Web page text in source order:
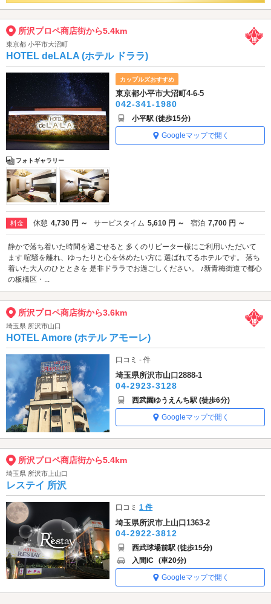
所沢プロペ商店街から5.4km
東京都 小平市大沼町
HOTEL deLALA (ホテル ドララ)
フォトギャラリー
カップルズおすすめ
東京都小平市大沼町4-6-5
042-341-1980
小平駅 (徒歩15分)
Googleマップで開く
料金 休憩 4,730 円 ～ サービスタイム 5,610 円 ～ 宿泊 7,700 円 ～
静かで落ち着いた時間を過ごせると 多くのリピーター様にご利用いただいて
ます 喧騒を離れ、ゆったりと心を休めたい方に 選ばれてるホテルです。 落ち
着いた大人のひとときを 是非ドララでお過ごしください。 ♪新青梅街道で都心
の板橋区・...
所沢プロペ商店街から3.6km
埼玉県 所沢市山口
HOTEL Amore (ホテル アモーレ)
口コミ - 件
埼玉県所沢市山口2888-1
04-2923-3128
西武園ゆうえんち駅 (徒歩6分)
Googleマップで開く
所沢プロペ商店街から5.4km
埼玉県 所沢市上山口
レステイ 所沢
口コミ1 件
埼玉県所沢市上山口1363-2
04-2922-3812
西武球場前駅 (徒歩15分)
入間IC (車20分)
Googleマップで開く